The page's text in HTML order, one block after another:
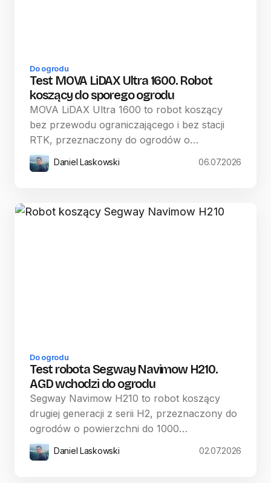
Do ogrodu
Test MOVA LiDAX Ultra 1600. Robot
koszący do sporego ogrodu
MOVA LiDAX Ultra 1600 to robot koszący
bez przewodu ograniczającego i bez stacji
RTK, przeznaczony do ogrodów o…
Daniel Laskowski 06.07.2026
Do ogrodu
Test robota Segway Navimow H210.
AGD wchodzi do ogrodu
Segway Navimow H210 to robot koszący
drugiej generacji z serii H2, przeznaczony do
ogrodów o powierzchni do 1000…
Daniel Laskowski 02.07.2026